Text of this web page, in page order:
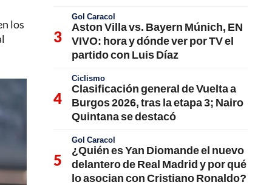
los
Gol Caracol
Aston Villa vs. Bayern Múnich, EN
VIVO: hora y dónde ver por TV el
partido con Luis Díaz
Ciclismo
Clasificación general de Vuelta a
Burgos 2026, tras la etapa 3; Nairo
Quintana se destacó
Gol Caracol
¿Quién es Yan Diomande el nuevo
delantero de Real Madrid y por qué
lo asocian con Cristiano Ronaldo?